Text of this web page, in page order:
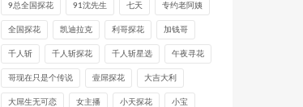
9总全国探花 91沈先生 七天 专约老阿姨
全国探花 凯迪拉克 利哥探花 加钱哥
千人斩 千人斩探花 千人斩星选 午夜寻花
哥现在只是个传说 壹屌探花 大吉大利
大屌生无可恋 女主播 小天探花 小宝